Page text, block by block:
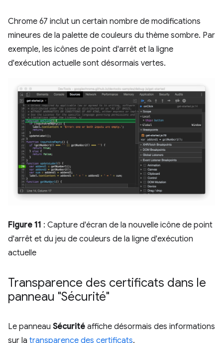
Chrome 67 inclut un certain nombre de modifications
mineures de la palette de couleurs du thème sombre. Par
exemple, les icônes de point d'arrêt et la ligne
d'exécution actuelle sont désormais vertes.
Figure 11 : Capture d'écran de la nouvelle icône de point
d'arrêt et du jeu de couleurs de la ligne d'exécution
actuelle
Transparence des certificats dans le
panneau "Sécurité"
Le panneau Sécurité affiche désormais des informations
sur la transparence des certificats.